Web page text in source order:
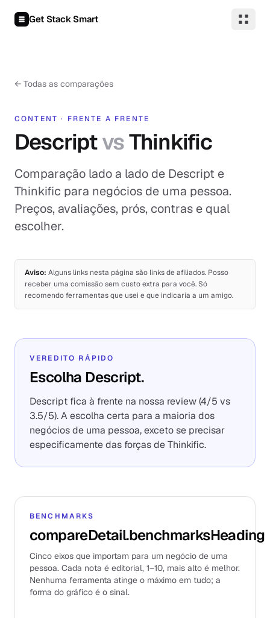
Get Stack Smart
← Todas as comparações
CONTENT · FRENTE A FRENTE
DescriptvsThinkific
Comparação lado a lado de Descript e
Thinkific para negócios de uma pessoa.
Preços, avaliações, prós, contras e qual
escolher.
Aviso: Alguns links nesta página são links de afiliados. Posso
receber uma comissão sem custo extra para você. Só
recomendo ferramentas que usei e que indicaria a um amigo.
VEREDITO RÁPIDO
Escolha Descript.
Descript fica à frente na nossa review (4/5 vs
3.5/5). A escolha certa para a maioria dos
negócios de uma pessoa, exceto se precisar
especificamente das forças de Thinkific.
BENCHMARKS
compareDetail.benchmarksHeading
Cinco eixos que importam para um negócio de uma
pessoa. Cada nota é editorial, 1–10, mais alto é melhor.
Nenhuma ferramenta atinge o máximo em tudo; a
forma do gráfico é o sinal.